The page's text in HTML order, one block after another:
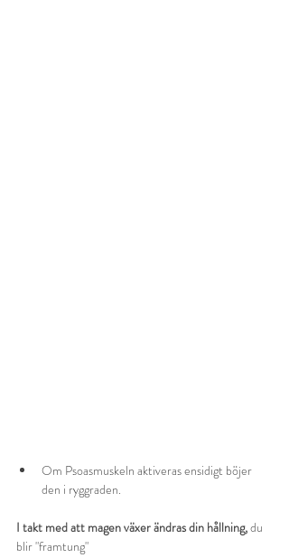
Om Psoasmuskeln aktiveras ensidigt böjer
den i ryggraden.
I takt med att magen växer ändras din hållning, du
blir "framtung"